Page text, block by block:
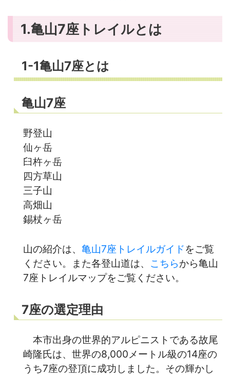
1.亀山7座トレイルとは
1-1亀山7座とは
亀山7座
野登山
仙ヶ岳
臼杵ヶ岳
四方草山
三子山
高畑山
錫杖ヶ岳
山の紹介は、 亀山7座トレイルガイドをご覧
ください。また各登山道は、 こちらから亀山
7座トレイルマップをご覧ください。
7座の選定理由
本市出身の世界的アルピニストである故尾
崎隆氏は、世界の8,000メートル級の14座の
うち7座の登頂に成功しました。その輝かし